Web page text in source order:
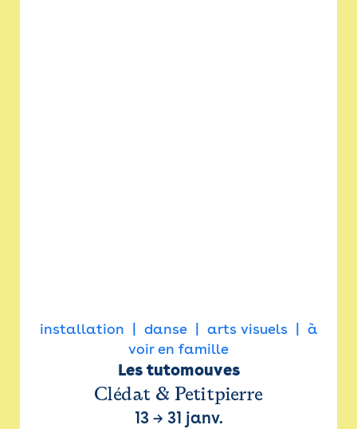
installation danse arts visuels
à
voir en famille
Les tutomouves
Clédat & Petitpierre
13→ 31 janv.